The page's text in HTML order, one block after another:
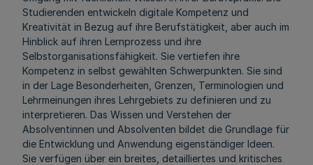
Studierenden entwickeln digitale Kompetenz und
Kreativität in Bezug auf ihre Berufstätigkeit, aber auch im
Hinblick auf ihren Lernprozess und ihre
Selbstorganisationsfähigkeit. Sie vertiefen ihre
Kompetenz in selbst gewählten Schwerpunkten. Sie sind
in der Lage Besonderheiten, Grenzen, Terminologien und
Lehrmeinungen ihres Lehrgebiets zu definieren und zu
interpretieren. Das Wissen und Verstehen der
Absolventinnen und Absolventen bildet die Grundlage für
die Entwicklung und Anwendung eigenständiger Ideen.
Sie verfügen über ein breites, detailliertes und kritisches